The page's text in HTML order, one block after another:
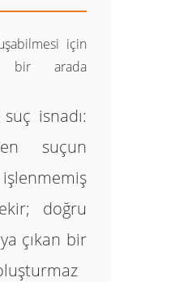
için
bir arada
suç isnadı:
suçun
doğru
çıkan bir